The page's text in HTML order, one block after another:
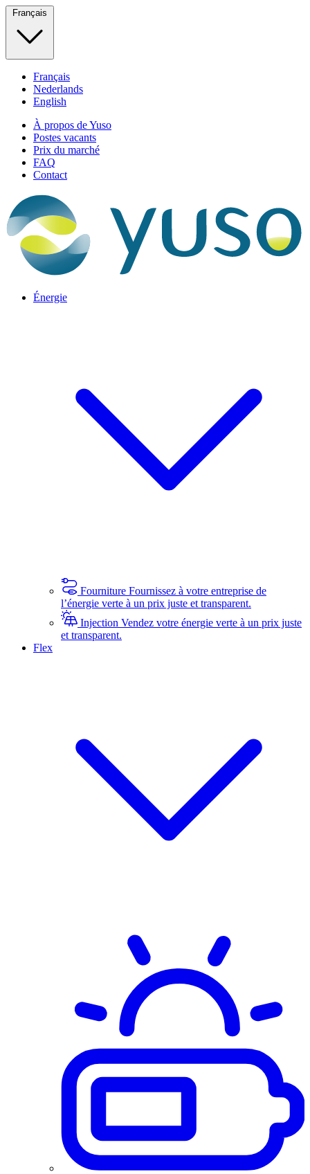
Français
Français
Nederlands
English
À propos de Yuso
Postes vacants
Prix du marché
FAQ
Contact
Énergie
Fourniture Fournissez à votre entreprise de
l’énergie verte à un prix juste et transparent.
Injection Vendez votre énergie verte à un prix juste
et transparent.
Flex